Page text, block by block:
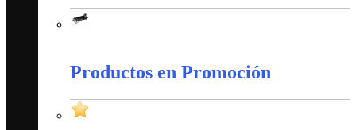
Productos en Promoción